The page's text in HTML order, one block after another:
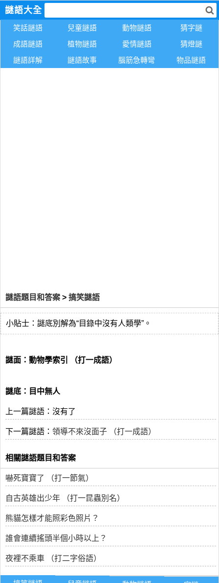
謎語大全
笑話謎語 兒童謎語 動物謎語
猜字謎
成語謎語
植物謎語 愛情謎語
猜燈謎
謎語詳解
謎語故事 腦筋急轉彎 物品謎語
謎語題目和答案 > 搞笑謎語
小貼士：謎底別解為“目錄中沒有人類學”。
謎面：動物學索引 （打一成語）
謎底：目中無人
上一篇謎語：沒有了
下一篇謎語： 領導不來沒面子 （打一成語）
相關謎語題目和答案
嚇死寶寶了 （打一節氣）
自古英雄出少年 （打一昆蟲別名）
熊貓怎樣才能照彩色照片？
誰會連續搖頭半個小時以上？
夜裡不乘車 （打二字俗語）